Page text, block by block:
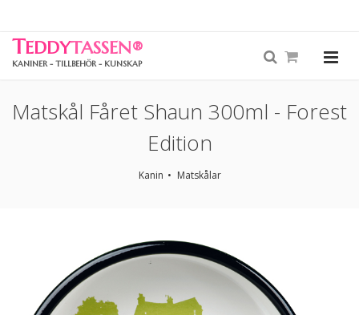
TEDDYTASSEN®
KANINER - TILLBEHÖR - KUNSKAP
Matskål Fåret Shaun 300ml - Forest
Edition
Kanin Matskålar